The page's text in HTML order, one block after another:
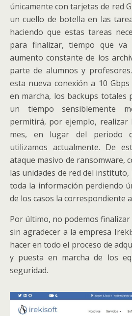
únicamente con tarjetas de red
un cuello de botella en las
haciendo que estas tareas
para finalizar, tiempo que
aumento constante de los
parte de alumnos y
esta nueva conexión a 10
en marcha, los backups totales
un tiempo sensiblemente
permitirá, por ejemplo, realizar
mes, en lugar del periodo
utilizamos actualmente. De
ataque masivo de ransomware,
las unidades de red del
toda la información perdiendo
de los casos la correspondiente
Por último, no podemos
sin agradecer a la empresa
hacer en todo el proceso de
y puesta en marcha de los
seguridad.